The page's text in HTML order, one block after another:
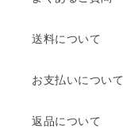
送料について
お支払いについて
返品について